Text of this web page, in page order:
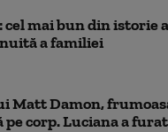
cel mai bun din istorie
a familiei
Matt Damon,
corp. Luciana a